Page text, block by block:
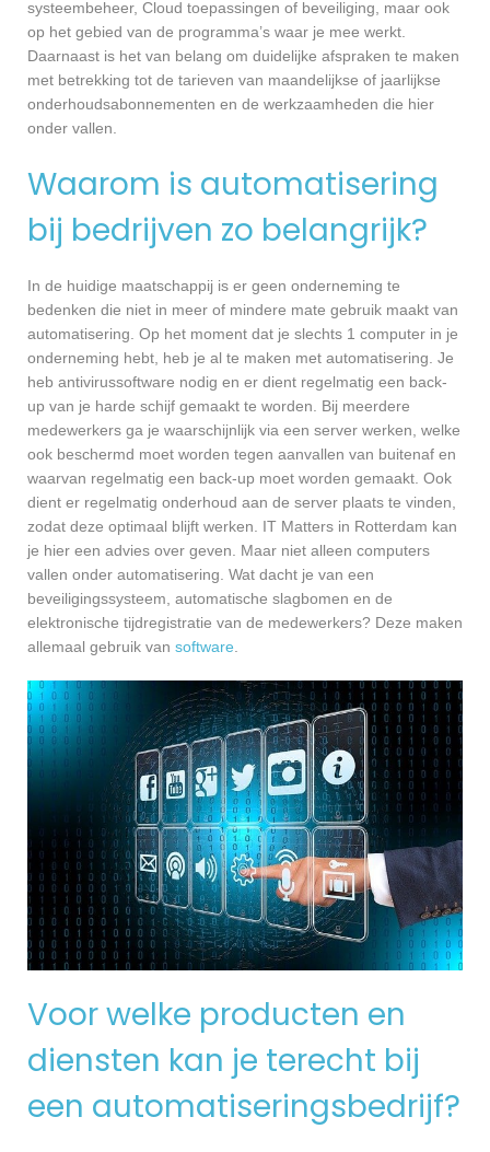
systeembeheer, Cloud toepassingen of beveiliging, maar ook
op het gebied van de programma’s waar je mee werkt.
Daarnaast is het van belang om duidelijke afspraken te maken
met betrekking tot de tarieven van maandelijkse of jaarlijkse
onderhoudsabonnementen en de werkzaamheden die hier
onder vallen.
Waarom is automatisering
bij bedrijven zo belangrijk?
In de huidige maatschappij is er geen onderneming te
bedenken die niet in meer of mindere mate gebruik maakt van
automatisering. Op het moment dat je slechts 1 computer in je
onderneming hebt, heb je al te maken met automatisering. Je
heb antivirussoftware nodig en er dient regelmatig een back-
up van je harde schijf gemaakt te worden. Bij meerdere
medewerkers ga je waarschijnlijk via een server werken, welke
ook beschermd moet worden tegen aanvallen van buitenaf en
waarvan regelmatig een back-up moet worden gemaakt. Ook
dient er regelmatig onderhoud aan de server plaats te vinden,
zodat deze optimaal blijft werken. IT Matters in Rotterdam kan
je hier een advies over geven. Maar niet alleen computers
vallen onder automatisering. Wat dacht je van een
beveiligingssysteem, automatische slagbomen en de
elektronische tijdregistratie van de medewerkers? Deze maken
allemaal gebruik van software.
Voor welke producten en
diensten kan je terecht bij
een automatiseringsbedrijf?